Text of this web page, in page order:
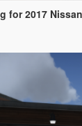
for 2017